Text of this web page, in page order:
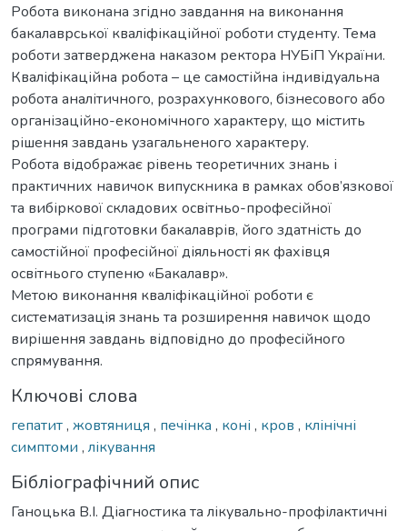
Робота виконана згідно завдання на виконання
бакалаврської кваліфікаційної роботи студенту. Тема
роботи затверджена наказом ректора НУБіП України.
Кваліфікаційна робота – це самостійна індивідуальна
робота аналітичного, розрахункового, бізнесового або
організаційно-економічного характеру, що містить
рішення завдань узагальненого характеру.
Робота відображає рівень теоретичних знань і
практичних навичок випускника в рамках обов’язкової
та вибіркової складових освітньо-професійної
програми підготовки бакалаврів, його здатність до
самостійної професійної діяльності як фахівця
освітнього ступеню «Бакалавр».
Метою виконання кваліфікаційної роботи є
систематизація знань та розширення навичок щодо
вирішення завдань відповідно до професійного
спрямування.
Ключові слова
гепатит, жовтяниця , печінка , коні , кров , клінічні
симптоми , лікування
Бібліографічний опис
Ганоцька В.І. Діагностика та лікувально-профілактичні